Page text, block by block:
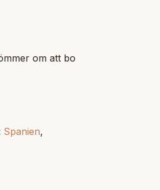
om att bo
Spanien,